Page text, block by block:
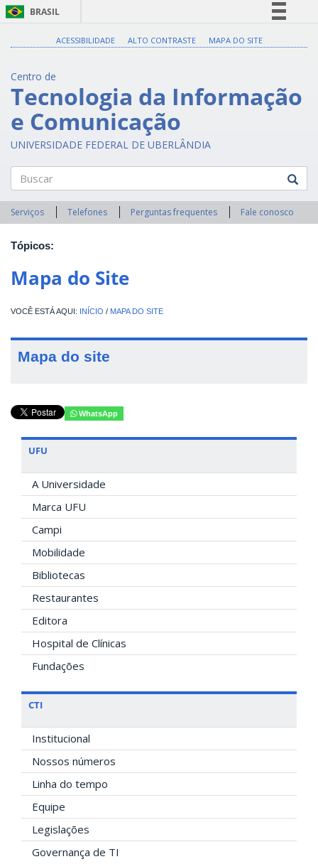
BRASIL
Acesso à informação
ACESSIBILIDADE ALTO CONTRASTE MAPA DO SITE
Centro de
Tecnologia da Informação
e Comunicação
UNIVERSIDADE FEDERAL DE UBERLÂNDIA
Buscar
Serviços Telefones Perguntas frequentes Fale conosco
Tópicos:
Mapa do Site
INÍCIO / MAPA DO SITE
Mapa do site
WhatsApp
UFU
A Universidade
Marca UFU
Campi
Mobilidade
Bibliotecas
Restaurantes
Editora
Hospital de Clínicas
Fundações
CTI
Institucional
Nossos números
Linha do tempo
Equipe
Legislações
Governança de TI